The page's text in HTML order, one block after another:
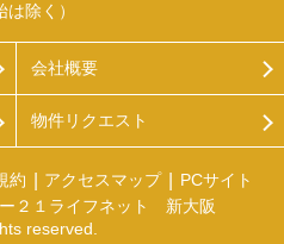
除く）
会社概要
物件リクエスト
約 アクセスマップ
PCサイト
２１ライフネット 新大阪
reserved.